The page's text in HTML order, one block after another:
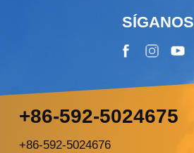
SÍGANOS
+86-592-5024675
+86-592-5024676